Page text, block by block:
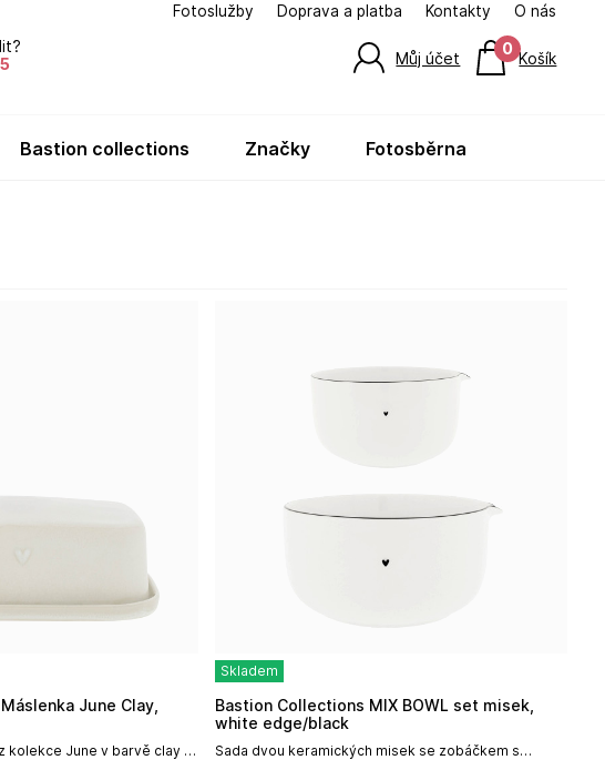
kolekce June v barvě clay /
Skladem
Sada dvou keramických misek se zobáčkem s
Bastion Collections MIX BOWL set misek,
white edge/black
Fotoslužby Doprava a platba Kontakty O nás
Můj účet Košík
0
bastion collections značky fotosběrna